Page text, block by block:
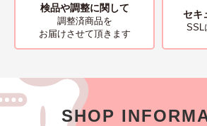
検品や調整に関して
調整済商品を
お届けさせて頂きます
セキ
SSL
SHOP